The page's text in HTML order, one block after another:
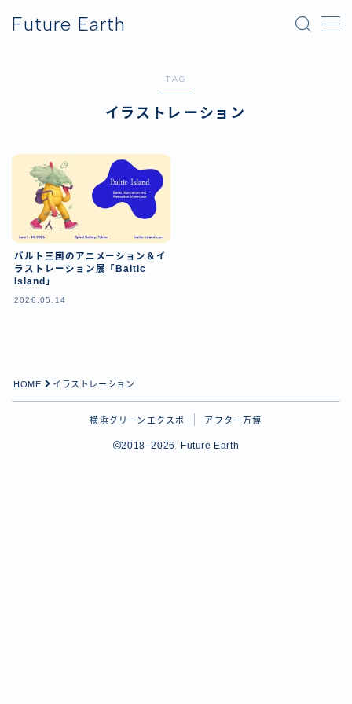
Future Earth
横浜グリーンエクスポ
TAG
イラストレーション
バルト三国のアニメーション＆イ
ラストレーション展「Baltic
Island」
2026.05.14
HOME イラストレーション
横浜グリーンエクスポ アフター万博
2018–2026 Future Earth